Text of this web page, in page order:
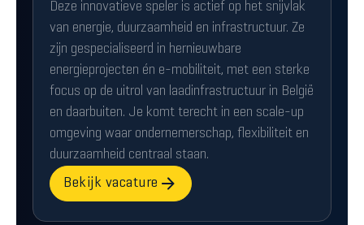
Deze innovatieve speler is actief op het snijvlak
van energie, duurzaamheid en infrastructuur. Ze
zijn gespecialiseerd in hernieuwbare
energieprojecten én e-mobiliteit, met een sterke
focus op de uitrol van laadinfrastructuur in België
en daarbuiten. Je komt terecht in een scale-up
omgeving waar ondernemerschap, flexibiliteit en
duurzaamheid centraal staan.
Bekijk vacature